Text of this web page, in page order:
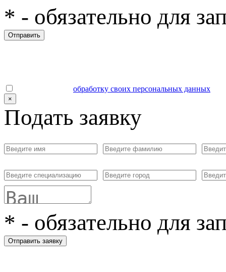
* - обязательно для
Отправить
обработку своих персональных данных
×
Подать заявку
* - обязательно для
Отправить заявку